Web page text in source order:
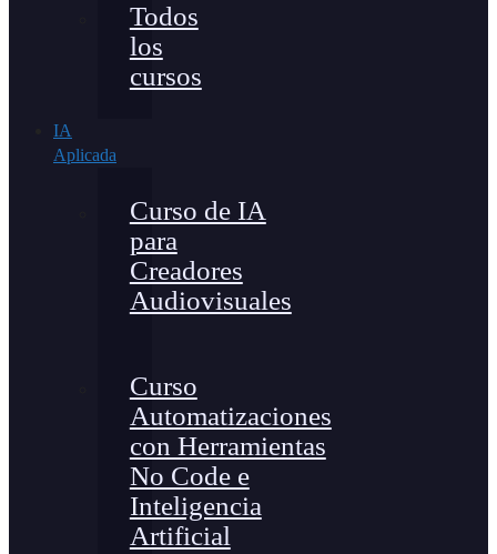
Todos
los
cursos
IA
Aplicada
Curso de IA
para
Creadores
Audiovisuales
Curso
Automatizaciones
con Herramientas
No Code e
Inteligencia
Artificial